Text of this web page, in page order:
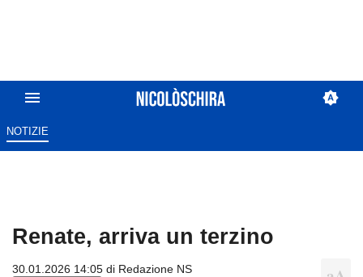
NOTIZIE
Renate, arriva un terzino
30.01.2026 14:05 di Redazione NS